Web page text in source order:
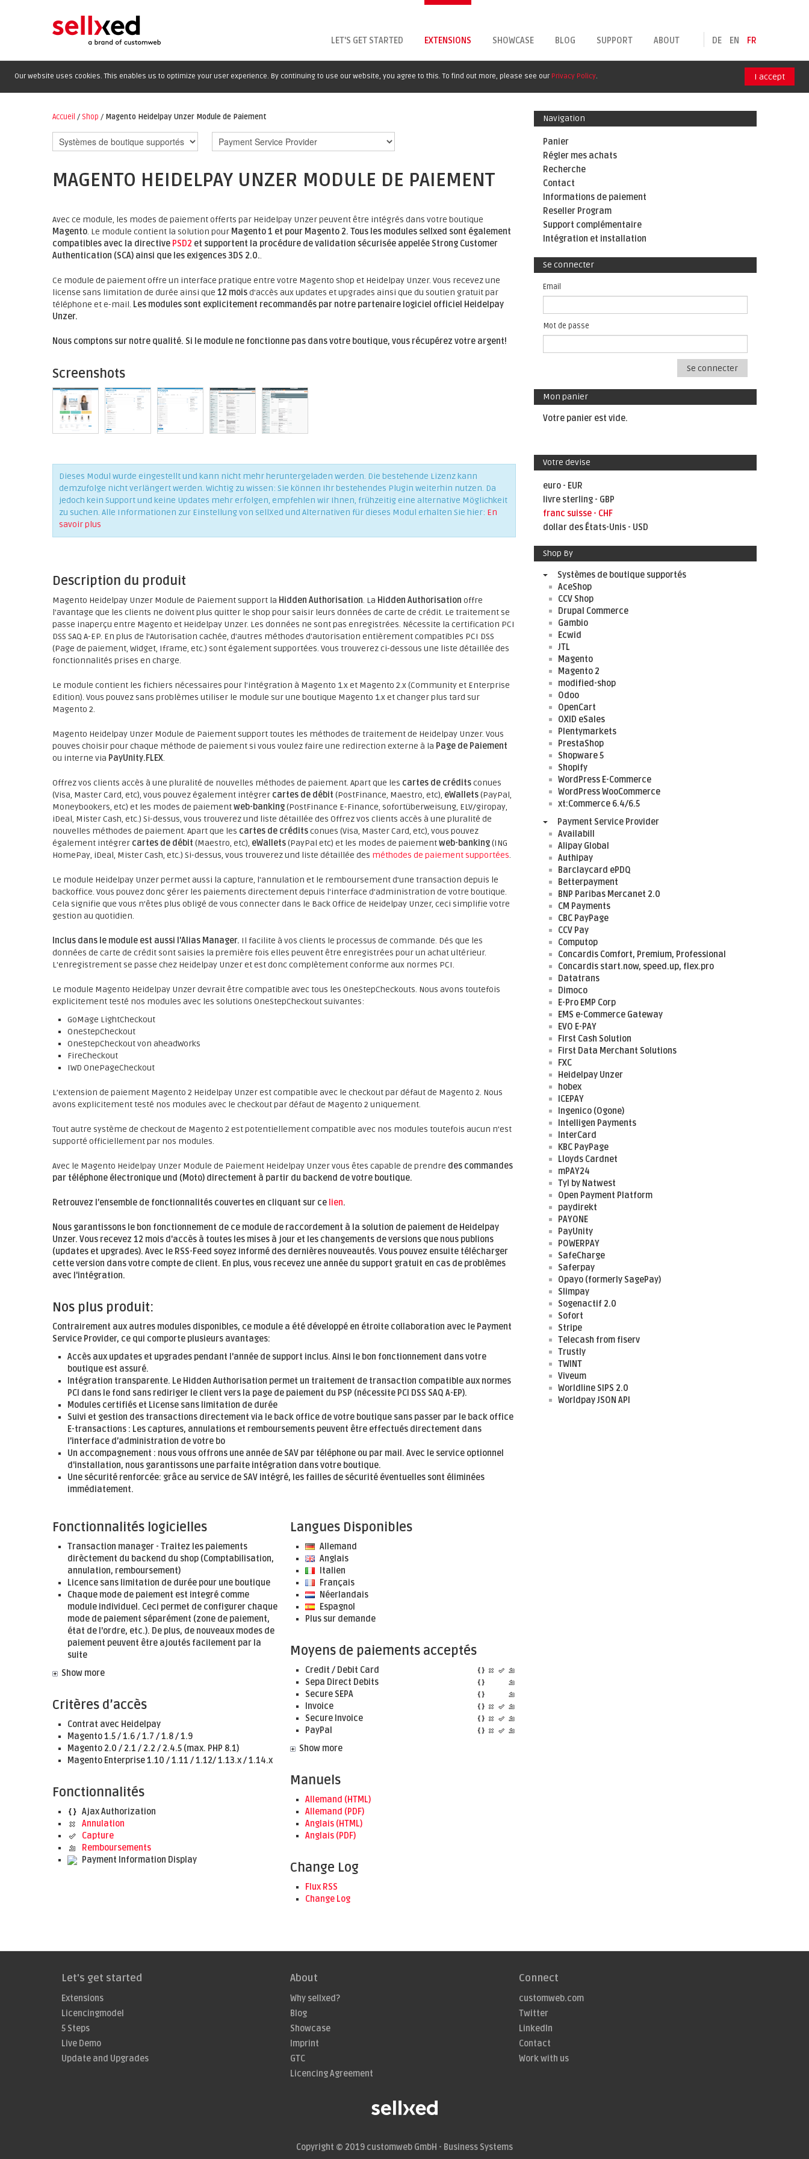
DE EN FR
LET'S GET STARTED EXTENSIONS SHOWCASE BLOG SUPPORT ABOUT
Our website uses cookies. This enables us to optimize your user experience. By continuing to use our website, you agree to this. To find out more, please see our Privacy Policy. I accept
Accueil / Shop / Magento Heidelpay Unzer Module de Paiement
MAGENTO HEIDELPAY UNZER MODULE DE PAIEMENT
Avec ce module, les modes de paiement offerts par Heidelpay Unzer peuvent être intégrés dans votre boutique
Magento. Le module contient la solution pour Magento 1 et pour Magento 2. Tous les modules sellxed sont également
compatibles avec la directive PSD2 et supportent la procédure de validation sécurisée appelée Strong Customer
Authentication (SCA) ainsi que les exigences 3DS 2.0..
Ce module de paiement offre un interface pratique entre votre Magento shop et Heidelpay Unzer. Vous recevez une
license sans limitation de durée ainsi que 12 moisd'accès aux updates et upgrades ainsi que du soutien gratuit par
téléphone et e-mail. Les modules sont explicitement recommandés par notre partenaire logiciel officiel Heidelpay
Unzer.
Nous comptons sur notre qualité. Si le module ne fonctionne pas dans votre boutique, vous récupérez votre argent!
Screenshots
Dieses Modul wurde eingestellt und kann nicht mehr heruntergeladen werden. Die bestehende Lizenz kann
demzufolge nicht verlängert werden. Wichtig zu wissen: Sie können Ihr bestehendes Plugin weiterhin nutzen. Da
jedoch kein Support und keine Updates mehr erfolgen, empfehlen wir Ihnen, frühzeitig eine alternative Möglichkeit
zu suchen. Alle Informationen zur Einstellung von sellXed und Alternativen für dieses Modul erhalten Sie hier: En
savoir plus
Description du produit
Magento Heidelpay Unzer Module de Paiement support la Hidden Authorisation. La Hidden Authorisation offre
l'avantage que les clients ne doivent plus quitter le shop pour saisir leurs données de carte de crédit. Le traitement se
passe inaperçu entre Magento et Heidelpay Unzer. Les données ne sont pas enregistrées. Nécessite la certification PCI
DSS SAQ A-EP. En plus de l'Autorisation cachée, d'autres méthodes d'autorisation entièrement compatibles PCI DSS
(Page de paiement, Widget, Iframe, etc.) sont également supportées. Vous trouverez ci-dessous une liste détaillée des
fonctionnalités prises en charge.
Le module contient les fichiers nécessaires pour l'intégration à Magento 1.x et Magento 2.x (Community et Enterprise
Edition). Vous pouvez sans problèmes utiliser le module sur une boutique Magento 1.x et changer plus tard sur
Magento 2.
Magento Heidelpay Unzer Module de Paiement support toutes les méthodes de traitement de Heidelpay Unzer. Vous
pouves choisir pour chaque méthode de paiement si vous voulez faire une redirection externe à la Page de Paiement
ou interne via PayUnity.FLEX.
Offrez vos clients accès à une pluralité de nouvelles méthodes de paiement. Apart que les cartes de créditsconues
(Visa, Master Card, etc), vous pouvez également intégrer cartes de débit (PostFinance, Maestro, etc), eWallets(PayPal,
Moneybookers, etc) et les modes de paiementweb-banking(PostFinance E-Finance, sofortüberweisung, ELV/giropay,
iDeal, Mister Cash, etc.) Si-dessus, vous trouverez und liste détaillée des Offrez vos clients accès à une pluralité de
nouvelles méthodes de paiement. Apart que les cartes de créditsconues (Visa, Master Card, etc), vous pouvez
également intégrer cartes de débit (Maestro, etc), eWallets(PayPal etc) et les modes de paiementweb-banking(ING
HomePay, iDeal, Mister Cash, etc.) Si-dessus, vous trouverez und liste détaillée des méthodes de paiement supportées.
Le module Heidelpay Unzer permet aussi la capture, l'annulation et le remboursement d'une transaction depuis le
backoffice. Vous pouvez donc gérer les paiements directement depuis l'interface d'administration de votre boutique.
Cela signifie que vous n’êtes plus obligé de vous connecter dans le Back Office de Heidelpay Unzer, ceci simplifie votre
gestion au quotidien.
Inclus dans le module est aussi l'Alias Manager. Il facilite à vos clients le processus de commande. Dés que les
données de carte de crédit sont saisies la première fois elles peuvent être enregistrées pour un achat ultérieur.
L'enregistrement se passe chez Heidelpay Unzer et est donc complètement conforme aux normes PCI.
Le module Magento Heidelpay Unzer devrait être compatible avec tous les OneStepCheckouts. Nous avons toutefois
explicitement testé nos modules avec les solutions OneStepCheckout suivantes:
GoMage LightCheckout
OneStepCheckout
OneStepCheckout von aheadWorks
FireCheckout
IWD OnePageCheckout
L’extension de paiement Magento 2 Heidelpay Unzer est compatible avec le checkout par défaut de Magento 2. Nous
avons explicitement testé nos modules avec le checkout par défaut de Magento 2 uniquement.
Tout autre système de checkout de Magento 2 est potentiellement compatible avec nos modules toutefois aucun n’est
supporté officiellement par nos modules.
Avec le Magento Heidelpay Unzer Module de Paiement Heidelpay Unzer vous êtes capable de prendre des commandes
par téléphone électronique und (Moto) directement à partir du backend de votre boutique.
Retrouvez l’ensemble de fonctionnalités couvertes en cliquant sur ce lien.
Nous garantissons le bon fonctionnement de ce module de raccordement à la solution de paiement de Heidelpay
Unzer. Vous recevez 12 mois d'accès à toutes les mises à jour et les changements de versions que nous publions
(updates et upgrades). Avec le RSS-Feed soyez informé des dernières nouveautés. Vous pouvez ensuite télécharger
cette version dans votre compte de client. En plus, vous recevez une année du support gratuit en cas de problèmes
avec l'intégration.
Nos plus produit:
Contrairement aux autres modules disponibles, ce module a été développé en étroite collaboration avec le Payment
Service Provider, ce qui comporte plusieurs avantages:
Accès aux updates et upgrades pendant l'année de support inclus. Ainsi le bon fonctionnement dans votre
boutique est assuré.
Intégration transparente. Le Hidden Authorisation permet un traitement de transaction compatible aux normes
PCI dans le fond sans rediriger le client vers la page de paiement du PSP (nécessite PCI DSS SAQ A-EP).
Modules certifiés et License sans limitation de durée
Suivi et gestion des transactions directement via le back office de votre boutique sans passer par le back office
E-transactions : Les captures, annulations et remboursements peuvent être effectués directement dans
l’interface d’administration de votre bo
Un accompagnement : nous vous offrons une année de SAV par téléphone ou par mail. Avec le service optionnel
d'installation, nous garantissons une parfaite intégration dans votre boutique.
Une sécurité renforcée: grâce au service de SAV intégré, les failles de sécurité éventuelles sont éliminées
immédiatement.
Fonctionnalités logicielles
Transaction manager - Traitez les paiements
dirèctement du backend du shop (Comptabilisation,
annulation, remboursement)
Licence sans limitation de durée pour une boutique
Chaque mode de paiement est integré comme
module individuel. Ceci permet de configurer chaque
mode de paiement séparément (zone de paiement,
état de l'ordre, etc.). De plus, de nouveaux modes de
paiement peuvent être ajoutés facilement par la
suite
Show more
Critères d’accès
Contrat avec Heidelpay
Magento 1.5 / 1.6 / 1.7 / 1.8 / 1.9
Magento 2.0 / 2.1 / 2.2 / 2.4.5 (max. PHP 8.1)
Magento Enterprise 1.10 / 1.11 / 1.12/ 1.13.x / 1.14.x
Fonctionnalités
Ajax Authorization
Annulation
Capture
Remboursements
Payment Information Display
Langues Disponibles
Allemand
Anglais
Italien
Français
Néerlandais
Espagnol
Plus sur demande
Moyens de paiements acceptés
Credit / Debit Card
Sepa Direct Debits
Secure SEPA
Invoice
Secure Invoice
PayPal
Show more
Manuels
Allemand (HTML)
Allemand (PDF)
Anglais (HTML)
Anglais (PDF)
Change Log
Flux RSS
Change Log
Navigation
Panier
Régler mes achats
Recherche
Contact
Informations de paiement
Reseller Program
Support complémentaire
Intégration et installation
Se connecter
Email
Mot de passe
Se connecter
Mon panier
Votre panier est vide.
Votre devise
euro - EUR
livre sterling - GBP
franc suisse - CHF
dollar des États-Unis - USD
Shop By
Systèmes de boutique supportés
AceShop
CCV Shop
Drupal Commerce
Gambio
Ecwid
JTL
Magento
Magento 2
modified-shop
Odoo
OpenCart
OXID eSales
Plentymarkets
PrestaShop
Shopware 5
Shopify
WordPress E-Commerce
WordPress WooCommerce
xt:Commerce 6.4/6.5
Payment Service Provider
Availabill
Alipay Global
Authipay
Barclaycard ePDQ
Betterpayment
BNP Paribas Mercanet 2.0
CM Payments
CBC PayPage
CCV Pay
Computop
Concardis Comfort, Premium, Professional
Concardis start.now, speed.up, flex.pro
Datatrans
Dimoco
E-Pro EMP Corp
EMS e-Commerce Gateway
EVO E-PAY
First Cash Solution
First Data Merchant Solutions
FXC
Heidelpay Unzer
hobex
ICEPAY
Ingenico (Ogone)
Intelligen Payments
InterCard
KBC PayPage
Lloyds Cardnet
mPAY24
Tyl by Natwest
Open Payment Platform
paydirekt
PAYONE
PayUnity
POWERPAY
SafeCharge
Saferpay
Opayo (formerly SagePay)
Slimpay
Sogenactif 2.0
Sofort
Stripe
Telecash from fiserv
Trustly
TWINT
Viveum
Worldline SIPS 2.0
Worldpay JSON API
Let's get started
Extensions
Licencingmodel
5 Steps
Live Demo
Update and Upgrades
About
Why sellxed?
Blog
Showcase
Imprint
GTC
Licencing Agreement
Connect
customweb.com
Twitter
LinkedIn
Contact
Work with us
Copyright © 2019 customweb GmbH - Business Systems